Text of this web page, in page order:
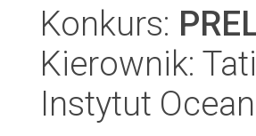
Konkurs:
Kierownik:
Instytut